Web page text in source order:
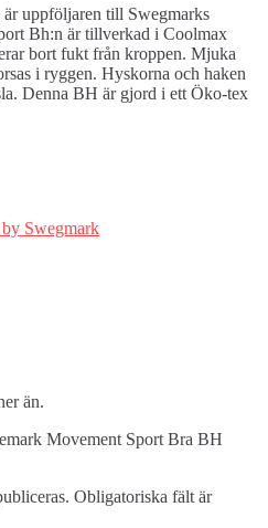
uppföljaren till Swegmarks
Bh:n är tillverkad i Coolmax
bort fukt från kroppen. Mjuka
i ryggen. Hyskorna och haken
Denna BH är gjord i ett Öko-tex
Swegmark
än.
Movement Sport Bra BH
Obligatoriska fält är